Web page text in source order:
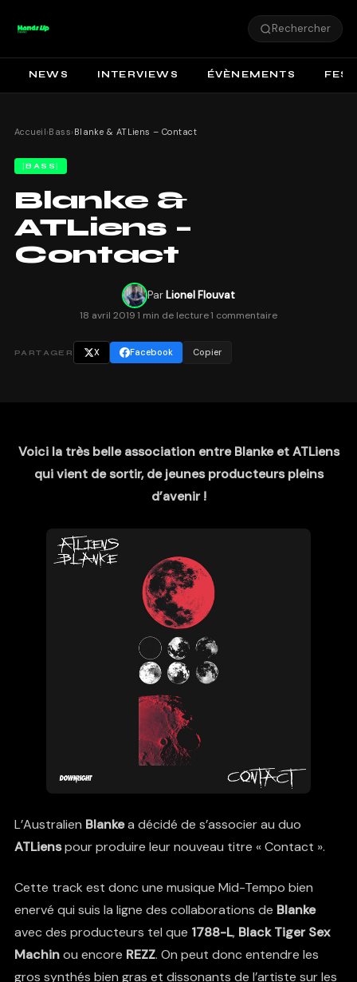
Rechercher
NEWS INTERVIEWS ÉVÈNEMENTS
Accueil›Bass› Blanke & ATLiens – Contact
BASS
Blanke &
ATLiens –
Contact
ParLionel Flouvat
18 avril 20191 min de lecture1 commentaire
PARTAGER X Facebook Copier
Voici la très belle association entre Blanke et ATLiens
qui vient de sortir, de jeunes producteurs pleins
d’avenir !
L’Australien Blankea décidé de s’associer au duo
ATLienspour produire leur nouveau titre « Contact ».
Cette track est donc une musique Mid-Tempo bien
enervé qui suis la ligne des collaborations de Blanke
avec des producteurs tel que 1788-L, Black Tiger Sex
Machinou encore REZZ. On peut donc entendre les
gros synthés bien gras et dissonants de l’artiste sur les